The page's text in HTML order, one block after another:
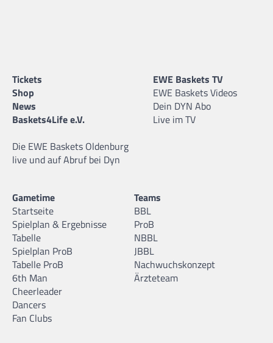
Tickets
Shop
News
Baskets4Life e.V.
Die EWE Baskets Oldenburg
live und auf Abruf bei Dyn
EWE Baskets TV
EWE Baskets Videos
Dein DYN Abo
Live im TV
Gametime
Startseite
Spielplan & Ergebnisse
Tabelle
Spielplan ProB
Tabelle ProB
6th Man
Cheerleader
Dancers
Fan Clubs
Teams
BBL
ProB
NBBL
JBBL
Nachwuchskonzept
Ärzteteam